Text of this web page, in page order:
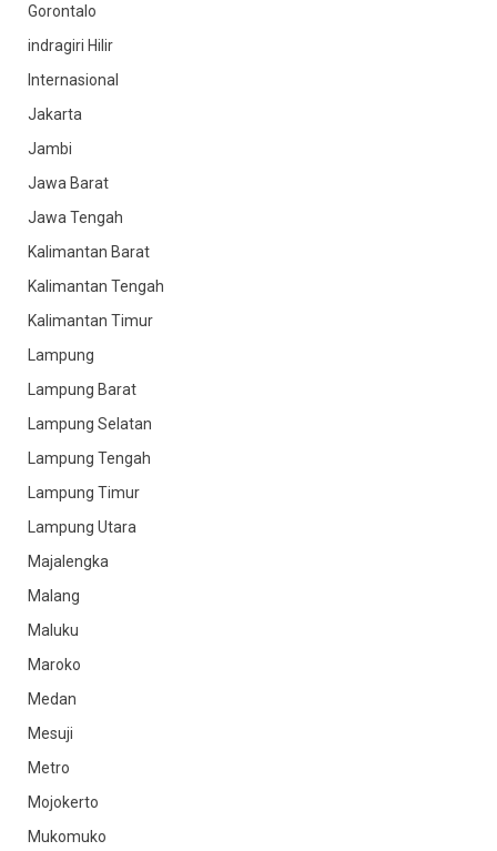
Gorontalo
indragiri Hilir
Internasional
Jakarta
Jambi
Jawa Barat
Jawa Tengah
Kalimantan Barat
Kalimantan Tengah
Kalimantan Timur
Lampung
Lampung Barat
Lampung Selatan
Lampung Tengah
Lampung Timur
Lampung Utara
Majalengka
Malang
Maluku
Maroko
Medan
Mesuji
Metro
Mojokerto
Mukomuko